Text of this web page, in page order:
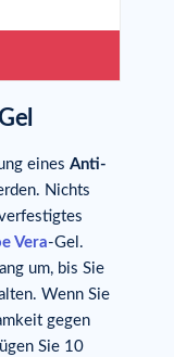
eines Anti-
Nichts
Vera-Gel.
um, bis Sie
Wenn Sie
gegen
Sie 10